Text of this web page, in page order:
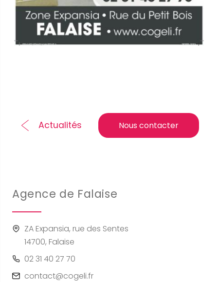
Actualités Nous contacter
Agence de Falaise
ZA Expansia, rue des Sentes
14700, Falaise
02 31 40 27 70
contact@cogeli.fr